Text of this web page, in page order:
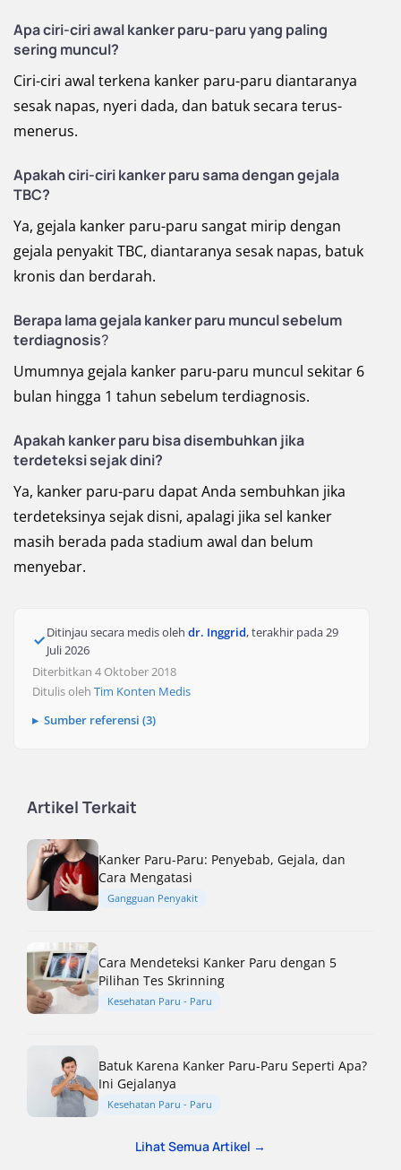
Apa ciri-ciri awal kanker paru-paru yang paling
sering muncul?
Ciri-ciri awal terkena kanker paru-paru diantaranya
sesak napas, nyeri dada, dan batuk secara terus-
menerus.
Apakah ciri-ciri kanker paru sama dengan gejala
TBC?
Ya, gejala kanker paru-paru sangat mirip dengan
gejala penyakit TBC, diantaranya sesak napas, batuk
kronis dan berdarah.
Berapa lama gejala kanker paru muncul sebelum
terdiagnosis?
Umumnya gejala kanker paru-paru muncul sekitar 6
bulan hingga 1 tahun sebelum terdiagnosis.
Apakah kanker paru bisa disembuhkan jika
terdeteksi sejak dini?
Ya, kanker paru-paru dapat Anda sembuhkan jika
terdeteksinya sejak disni, apalagi jika sel kanker
masih berada pada stadium awal dan belum
menyebar.
Ditinjau secara medis oleh dr. Inggrid, terakhir pada29
Juli 2026
Diterbitkan 4 Oktober 2018
Ditulis oleh Tim Konten Medis
Sumber referensi (3)
Artikel Terkait
Kanker Paru-Paru: Penyebab, Gejala, dan
Cara Mengatasi
Gangguan Penyakit
Cara Mendeteksi Kanker Paru dengan 5
Pilihan Tes Skrinning
Kesehatan Paru - Paru
Batuk Karena Kanker Paru-Paru Seperti Apa?
Ini Gejalanya
Kesehatan Paru - Paru
Lihat Semua Artikel →